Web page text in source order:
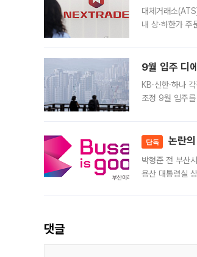
대체거래소
내 상·하한가
9월 입주 디
KB·신한·하나
조정 9월 입주
단독 논란
박형준 전 부산
용산 대통령실
댓글